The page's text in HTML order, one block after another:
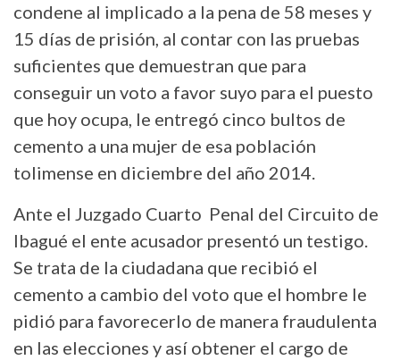
condene al implicado a la pena de 58 meses y
15 días de prisión, al contar con las pruebas
suficientes que demuestran que para
conseguir un voto a favor suyo para el puesto
que hoy ocupa, le entregó cinco bultos de
cemento a una mujer de esa población
tolimense en diciembre del año 2014.
Ante el Juzgado Cuarto Penal del Circuito de
Ibagué el ente acusador presentó un testigo.
Se trata de la ciudadana que recibió el
cemento a cambio del voto que el hombre le
pidió para favorecerlo de manera fraudulenta
en las elecciones y así obtener el cargo de